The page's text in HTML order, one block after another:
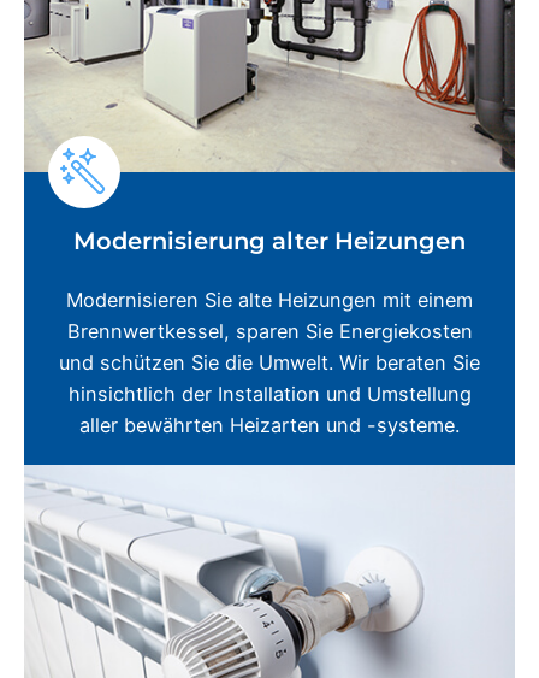
Modernisierung alter Heizungen
Modernisieren Sie alte Heizungen mit einem
Brennwertkessel, sparen Sie Energiekosten
und schützen Sie die Umwelt. Wir beraten Sie
hinsichtlich der Installation und Umstellung
aller bewährten Heizarten und -systeme.